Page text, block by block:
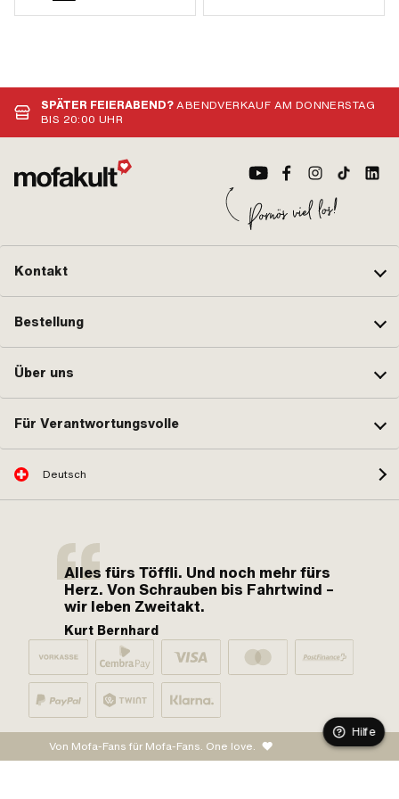
SPÄTER FEIERABEND?ABENDVERKAUF AM DONNERSTAG
BIS 20:00 UHR
Kontakt
Bestellung
Über uns
Für Verantwortungsvolle
Deutsch
Alles fürs Töffli. Und noch mehr fürs
Herz. Von Schrauben bis Fahrtwind –
wir leben Zweitakt.
Kurt Bernhard
Von Mofa-Fans für Mofa-Fans. One love.
Hilfe